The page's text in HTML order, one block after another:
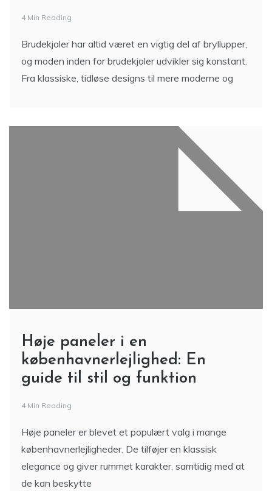
4 Min Reading
Brudekjoler har altid været en vigtig del af bryllupper,
og moden inden for brudekjoler udvikler sig konstant.
Fra klassiske, tidløse designs til mere moderne og
Høje paneler i en
københavnerlejlighed: En
guide til stil og funktion
4 Min Reading
Høje paneler er blevet et populært valg i mange
københavnerlejligheder. De tilføjer en klassisk
elegance og giver rummet karakter, samtidig med at
de kan beskytte